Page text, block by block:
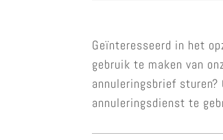
Geïnteresseerd in het
gebruik te maken van
annuleringsbrief sturen?
annuleringsdienst te